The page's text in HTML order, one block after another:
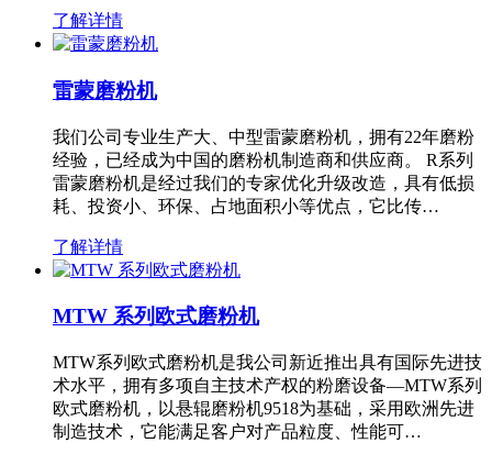
了解详情
雷蒙磨粉机
我们公司专业生产大、中型雷蒙磨粉机，拥有22年磨粉
经验，已经成为中国的磨粉机制造商和供应商。 R系列
雷蒙磨粉机是经过我们的专家优化升级改造，具有低损
耗、投资小、环保、占地面积小等优点，它比传…
了解详情
MTW 系列欧式磨粉机
MTW系列欧式磨粉机是我公司新近推出具有国际先进技
术水平，拥有多项自主技术产权的粉磨设备—MTW系列
欧式磨粉机，以悬辊磨粉机9518为基础，采用欧洲先进
制造技术，它能满足客户对产品粒度、性能可…